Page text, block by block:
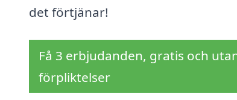
det förtjänar!
Få 3 erbjudanden, gratis och
förpliktelser